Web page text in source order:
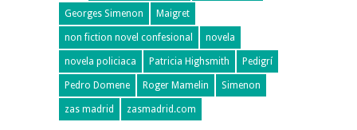
Georges Simenon Maigret
non fiction novel confesional novela
novela policiaca Patricia Highsmith Pedigrí
Pedro Domene Roger Mamelin Simenon
zas madrid zasmadrid.com